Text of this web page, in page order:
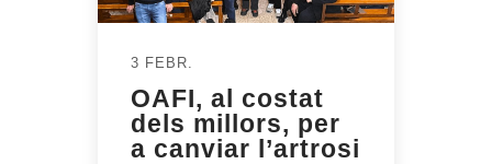
3 FEBR.
OAFI, al costat
dels millors, per
a canviar l’artrosi